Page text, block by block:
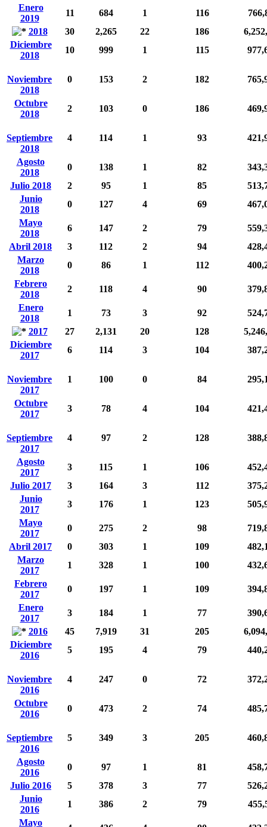
Enero
2019
11 684 1 116
2018
30 2,265 22 186
Diciembre
2018
10 999 1 115
Noviembre
2018
0 153 2 182
Octubre
2018
2 103 0 186
Septiembre
2018
4 114 1 93
Agosto
2018
0 138 1 82
Julio 2018
2 95 1 85
Junio
2018
0 127 4 69
Mayo
2018
6 147 2 79
Abril 2018
3 112 2 94
Marzo
2018
0 86 1 112
Febrero
2018
2 118 4 90
Enero
2018
1 73 3 92
2017
27 2,131 20 128
Diciembre
2017
6 114 3 104
Noviembre
2017
1 100 0 84
Octubre
2017
3 78 4 104
Septiembre
2017
4 97 2 128
Agosto
2017
3 115 1 106
Julio 2017
3 164 3 112
Junio
2017
3 176 1 123
Mayo
2017
0 275 2 98
Abril 2017
0 303 1 109
Marzo
2017
1 328 1 100
Febrero
2017
0 197 1 109
Enero
2017
3 184 1 77
2016
45 7,919 31 205
Diciembre
2016
5 195 4 79
Noviembre
2016
4 247 0 72
Octubre
2016
0 473 2 74
Septiembre
2016
5 349 3 205
Agosto
2016
0 97 1 81
Julio 2016
5 378 3 77
Junio
2016
1 386 2 79
Mayo